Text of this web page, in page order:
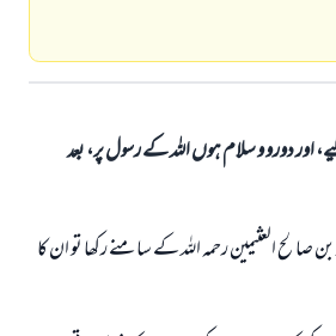
اور دورو و سلام ہوں اللہ کے رسول پر، بعد
صالح العثيمين رحمہ اللہ كے سامنے ركھا تو ان كا